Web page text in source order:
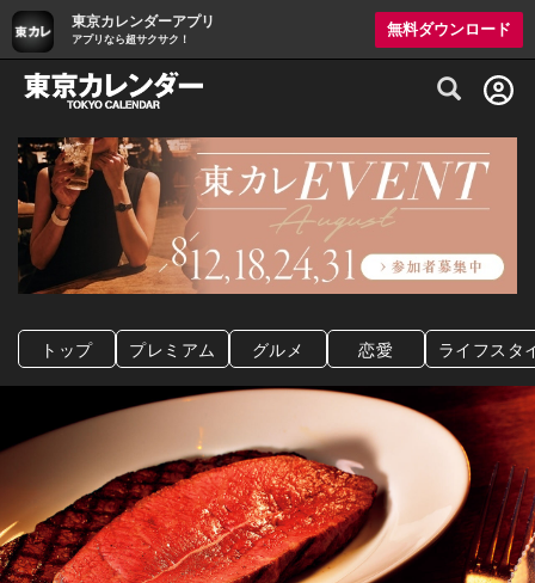
東京カレンダーアプリ
アプリなら超サクサク！
無料ダウンロード
グルメ情報・プレミアムレストラン予約
トップ プレミアム グルメ 恋愛 ライフスタ